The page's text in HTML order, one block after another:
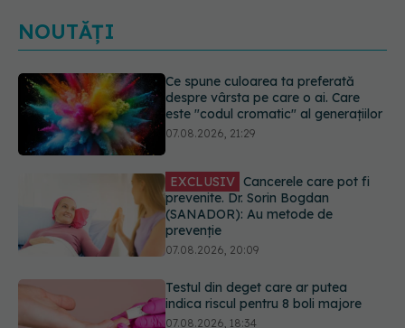
NOUTĂȚI
EXCLUSIV Cancerele care pot fi
prevenite. Dr. Sorin Bogdan
(SANADOR): Au metode de
Testul din deget care ar putea
indica riscul pentru 8 boli majore
07.08.2026, 18:34
Dieta care poate crește brusc
colesterolul. Cine este mai expus